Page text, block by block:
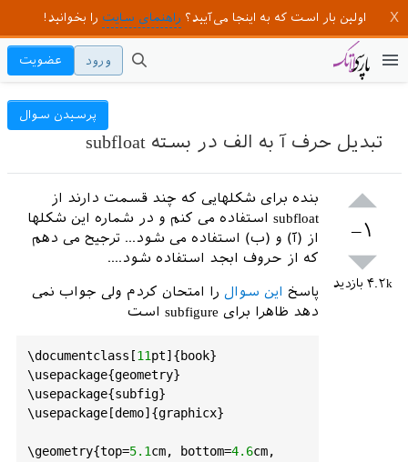
اولین بار است که به اینجا می‌آیید؟ راهنمای سایت را بخوانید!
ورود عضویت
تبدیل حرف آ به الف در بسته subfloat
پرسیدن سوال
–۱
۴.۲k بازدید
بنده برای شکلهایی که چند قسمت دارند از
subfloat استفاده می کنم و در شماره این شکلها
از (آ) و (ب) استفاده می شود... ترجیح می دهم
که از حروف ابجد استفاده شود....
پاسخ این سوال را امتحان کردم ولی جواب نمی
دهد ظاهرا برای subfigure است
\documentclass [11pt]{book}
\usepackage{geometry}
\usepackage{subfig}
\usepackage[demo]{graphicx}
\geometry{top=5.1cm, bottom=4.6cm